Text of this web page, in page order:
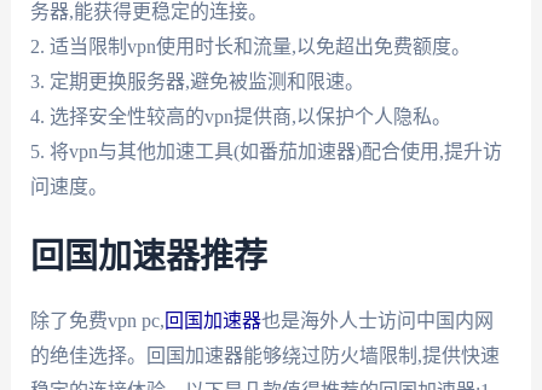
务器,能获得更稳定的连接。
2. 适当限制vpn使用时长和流量,以免超出免费额度。
3. 定期更换服务器,避免被监测和限速。
4. 选择安全性较高的vpn提供商,以保护个人隐私。
5. 将vpn与其他加速工具(如番茄加速器)配合使用,提升访
问速度。
回国加速器推荐
除了免费vpn pc,回国加速器也是海外人士访问中国内网
的绝佳选择。回国加速器能够绕过防火墙限制,提供快速